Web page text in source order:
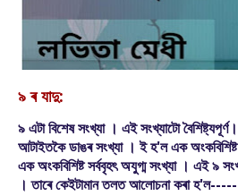
৯ ৰ যাদু:
৯ এটা বিশেষ সংখ্যা । এই সংখ্যাটো
আটাইতকৈ ডাঙৰ সংখ্যা । ই হ'ল এক অংকবিশিষ্ট
এক অংকবিশিষ্ট সৰ্ববৃহৎ অযুগ্ম সংখ্যা । এই ৯
। তাৰে কেইটামান তলত আলোচনা কৰা